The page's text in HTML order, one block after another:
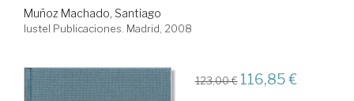
Muñoz Machado, Santiago
Iustel Publicaciones. Madrid, 2008
123,00 € 116,85 €